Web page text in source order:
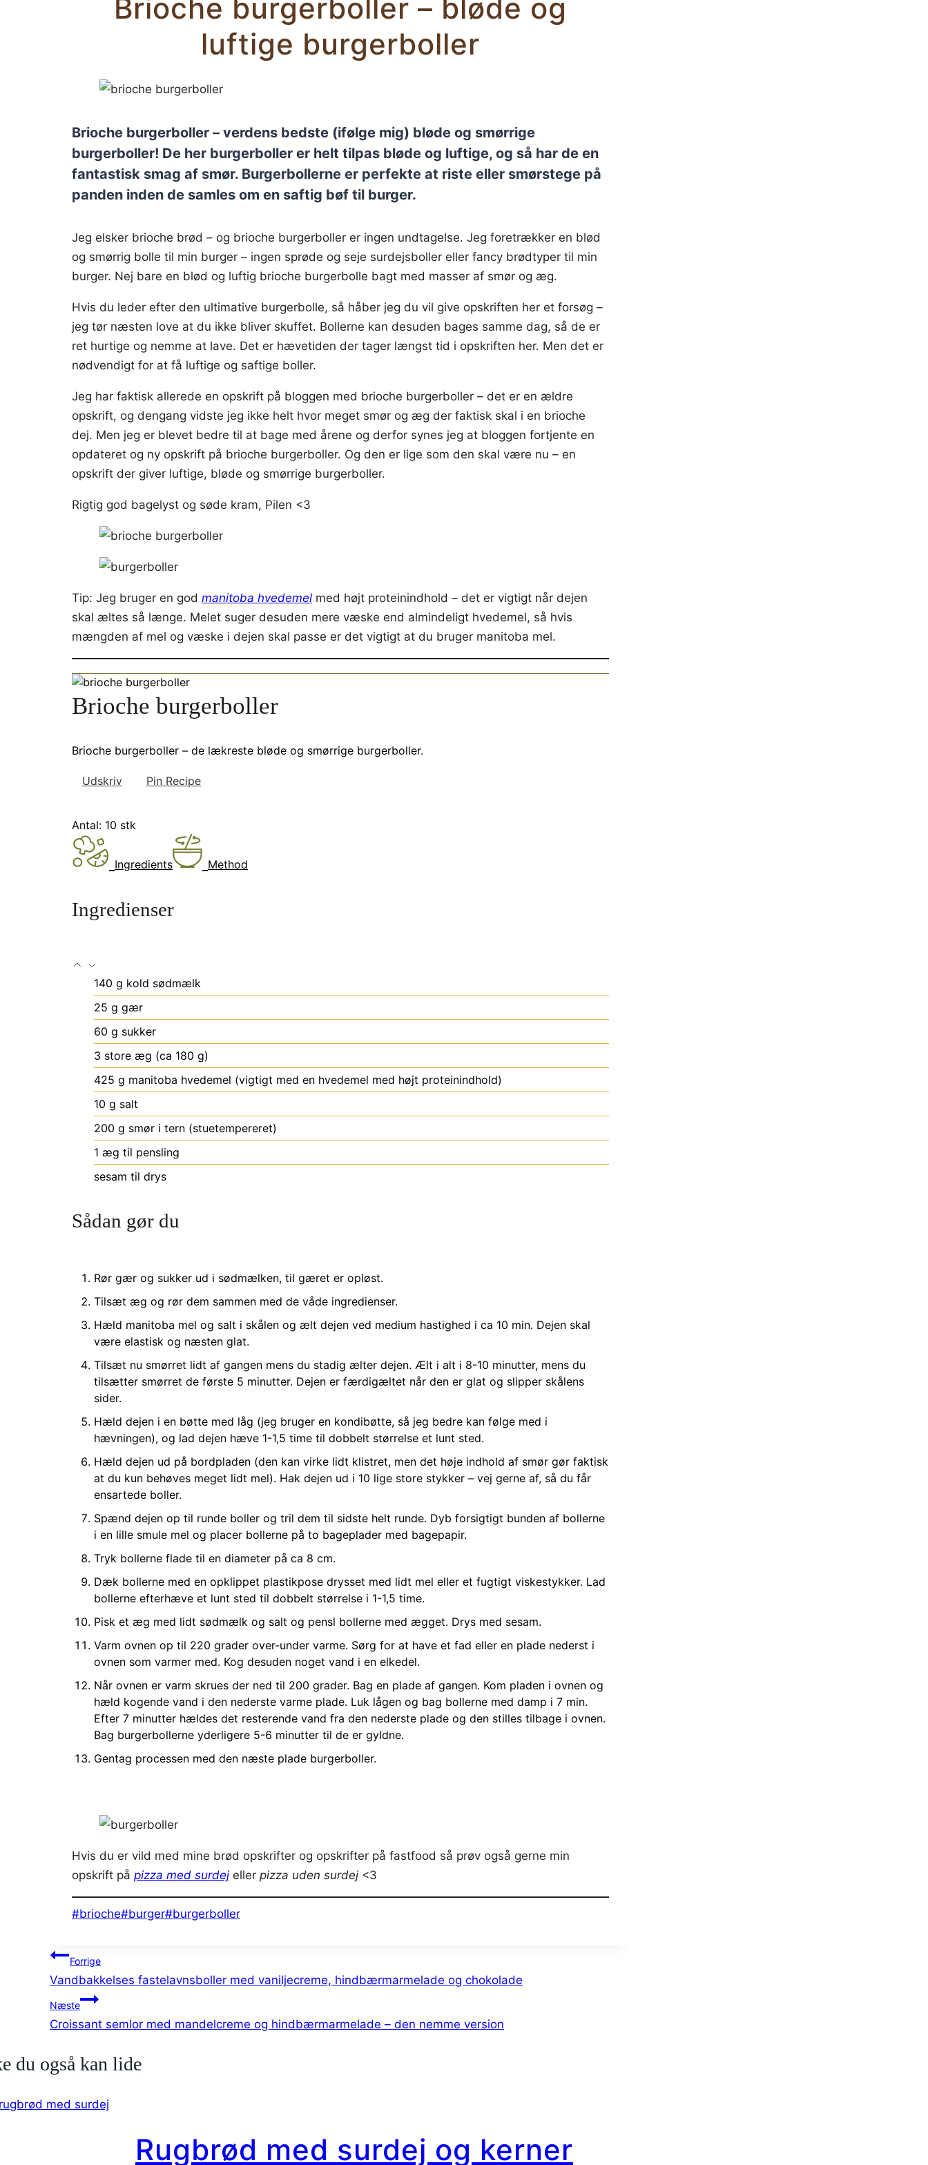
Brioche burgerboller – bløde og
luftige burgerboller
Brioche burgerboller – verdens bedste (ifølge mig) bløde og smørrige
burgerboller! De her burgerboller er helt tilpas bløde og luftige, og så har de en
fantastisk smag af smør. Burgerbollerne er perfekte at riste eller smørstege på
panden inden de samles om en saftig bøf til burger.
Jeg elsker brioche brød – og brioche burgerboller er ingen undtagelse. Jeg foretrækker en blød
og smørrig bolle til min burger – ingen sprøde og seje surdejsboller eller fancy brødtyper til min
burger. Nej bare en blød og luftig brioche burgerbolle bagt med masser af smør og æg.
Hvis du leder efter den ultimative burgerbolle, så håber jeg du vil give opskriften her et forsøg –
jeg tør næsten love at du ikke bliver skuffet. Bollerne kan desuden bages samme dag, så de er
ret hurtige og nemme at lave. Det er hævetiden der tager længst tid i opskriften her. Men det er
nødvendigt for at få luftige og saftige boller.
Jeg har faktisk allerede en opskrift på bloggen med brioche burgerboller – det er en ældre
opskrift, og dengang vidste jeg ikke helt hvor meget smør og æg der faktisk skal i en brioche
dej. Men jeg er blevet bedre til at bage med årene og derfor synes jeg at bloggen fortjente en
opdateret og ny opskrift på brioche burgerboller. Og den er lige som den skal være nu – en
opskrift der giver luftige, bløde og smørrige burgerboller.
Rigtig god bagelyst og søde kram, Pilen <3
Tip: Jeg bruger en god manitoba hvedemel med højt proteinindhold – det er vigtigt når dejen
skal æltes så længe. Melet suger desuden mere væske end almindeligt hvedemel, så hvis
mængden af mel og væske i dejen skal passe er det vigtigt at du bruger manitoba mel.
Brioche burgerboller
Brioche burgerboller – de lækreste bløde og smørrige burgerboller.
Udskriv Pin Recipe
Antal: 10 stk
Ingredients Method
Ingredienser
140 g kold sødmælk
25 g gær
60 g sukker
3 store æg (ca 180 g)
425 g manitoba hvedemel (vigtigt med en hvedemel med højt proteinindhold)
10 g salt
200 g smør i tern (stuetempereret)
1 æg til pensling
sesam til drys
Sådan gør du
Rør gær og sukker ud i sødmælken, til gæret er opløst.
Tilsæt æg og rør dem sammen med de våde ingredienser.
Hæld manitoba mel og salt i skålen og ælt dejen ved medium hastighed i ca 10 min. Dejen skal
være elastisk og næsten glat.
Tilsæt nu smørret lidt af gangen mens du stadig ælter dejen. Ælt i alt i 8-10 minutter, mens du
tilsætter smørret de første 5 minutter. Dejen er færdigæltet når den er glat og slipper skålens
sider.
Hæld dejen i en bøtte med låg (jeg bruger en kondibøtte, så jeg bedre kan følge med i
hævningen), og lad dejen hæve 1-1,5 time til dobbelt størrelse et lunt sted.
Hæld dejen ud på bordpladen (den kan virke lidt klistret, men det høje indhold af smør gør faktisk
at du kun behøves meget lidt mel). Hak dejen ud i 10 lige store stykker – vej gerne af, så du får
ensartede boller.
Spænd dejen op til runde boller og tril dem til sidste helt runde. Dyb forsigtigt bunden af bollerne
i en lille smule mel og placer bollerne på to bageplader med bagepapir.
Tryk bollerne flade til en diameter på ca 8 cm.
Dæk bollerne med en opklippet plastikpose drysset med lidt mel eller et fugtigt viskestykker. Lad
bollerne efterhæve et lunt sted til dobbelt størrelse i 1-1,5 time.
Pisk et æg med lidt sødmælk og salt og pensl bollerne med ægget. Drys med sesam.
Varm ovnen op til 220 grader over-under varme. Sørg for at have et fad eller en plade nederst i
ovnen som varmer med. Kog desuden noget vand i en elkedel.
Når ovnen er varm skrues der ned til 200 grader. Bag en plade af gangen. Kom pladen i ovnen og
hæld kogende vand i den nederste varme plade. Luk lågen og bag bollerne med damp i 7 min.
Efter 7 minutter hældes det resterende vand fra den nederste plade og den stilles tilbage i ovnen.
Bag burgerbollerne yderligere 5-6 minutter til de er gyldne.
Gentag processen med den næste plade burgerboller.
Hvis du er vild med mine brød opskrifter og opskrifter på fastfood så prøv også gerne min
opskrift på pizza med surdej eller pizza uden surdej <3
Indlæg-
#brioche#burger#burgerboller
Indlægsnavigation
Forrige
Vandbakkelses fastelavnsboller med vaniljecreme, hindbærmarmelade og chokolade
Næste
Croissant semlor med mandelcreme og hindbærmarmelade – den nemme version
du også kan lide
Rugbrød med surdej og kerner